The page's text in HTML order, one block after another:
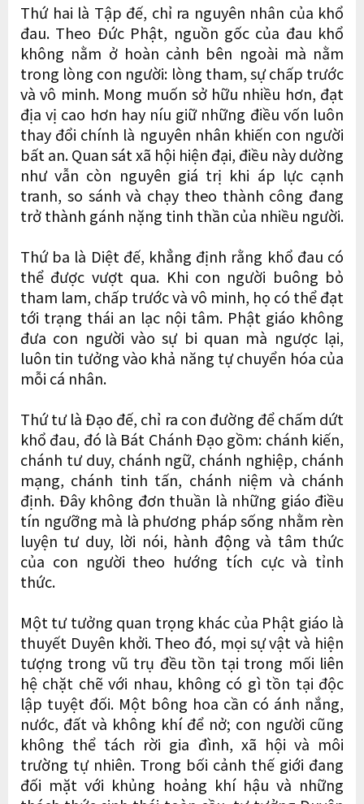
Thứ hai là Tập đế, chỉ ra nguyên nhân của khổ
đau. Theo Đức Phật, nguồn gốc của đau khổ
không nằm ở hoàn cảnh bên ngoài mà nằm
trong lòng con người: lòng tham, sự chấp trước
và vô minh. Mong muốn sở hữu nhiều hơn, đạt
địa vị cao hơn hay níu giữ những điều vốn luôn
thay đổi chính là nguyên nhân khiến con người
bất an. Quan sát xã hội hiện đại, điều này dường
như vẫn còn nguyên giá trị khi áp lực cạnh
tranh, so sánh và chạy theo thành công đang
trở thành gánh nặng tinh thần của nhiều người.
Thứ ba là Diệt đế, khẳng định rằng khổ đau có
thể được vượt qua. Khi con người buông bỏ
tham lam, chấp trước và vô minh, họ có thể đạt
tới trạng thái an lạc nội tâm. Phật giáo không
đưa con người vào sự bi quan mà ngược lại,
luôn tin tưởng vào khả năng tự chuyển hóa của
mỗi cá nhân.
Thứ tư là Đạo đế, chỉ ra con đường để chấm dứt
khổ đau, đó là Bát Chánh Đạo gồm: chánh kiến,
chánh tư duy, chánh ngữ, chánh nghiệp, chánh
mạng, chánh tinh tấn, chánh niệm và chánh
định. Đây không đơn thuần là những giáo điều
tín ngưỡng mà là phương pháp sống nhằm rèn
luyện tư duy, lời nói, hành động và tâm thức
của con người theo hướng tích cực và tỉnh
thức.
Một tư tưởng quan trọng khác của Phật giáo là
thuyết Duyên khởi. Theo đó, mọi sự vật và hiện
tượng trong vũ trụ đều tồn tại trong mối liên
hệ chặt chẽ với nhau, không có gì tồn tại độc
lập tuyệt đối. Một bông hoa cần có ánh nắng,
nước, đất và không khí để nở; con người cũng
không thể tách rời gia đình, xã hội và môi
trường tự nhiên. Trong bối cảnh thế giới đang
đối mặt với khủng hoảng khí hậu và những